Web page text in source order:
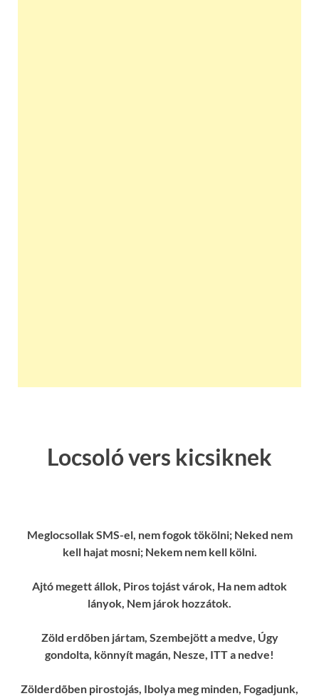
Locsoló vers kicsiknek
Meglocsollak SMS-el, nem fogok tökölni; Neked nem
kell hajat mosni; Nekem nem kell kölni.
Ajtó megett állok, Piros tojást várok, Ha nem adtok
lányok, Nem járok hozzátok.
Zöld erdõben jártam, Szembejött a medve, Úgy
gondolta, könnyít magán, Nesze, ITT a nedve!
Zölderdõben pirostojás, Ibolya meg minden, Fogadjunk,